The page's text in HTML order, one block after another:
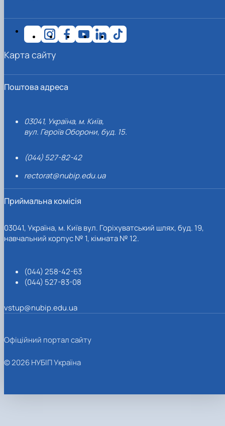
Поштова адреса
03041, Україна, м. Київ,
вул. Героїв Оборони, буд. 15.
(044) 527-82-42
rectorat@nubip.edu.ua
Приймальна комісія
03041, Україна, м. Київ вул. Горіхуватський шлях, буд. 19,
навчальний корпус № 1, кімната № 12.
(044) 258-42-63
(044) 527-83-08
vstup@nubip.edu.ua
Карта сайту
Офіційний портал сайту
© 2026 НУБІП Україна